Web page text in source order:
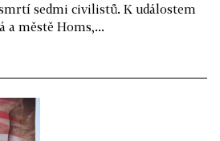
sedmi civilistů. K událostem
a městě Homs,...